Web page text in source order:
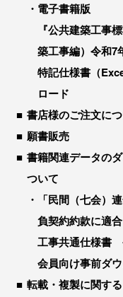
電子書籍版
『公共建築工事
築工事編）令和7
特記仕様書（
ロード
書店様のご注文に
願書販売
書籍関連データの
ついて
「民間（七会）
負契約約款に適
工事共通仕様書
会員向け事前ダ
転載・複製に関す